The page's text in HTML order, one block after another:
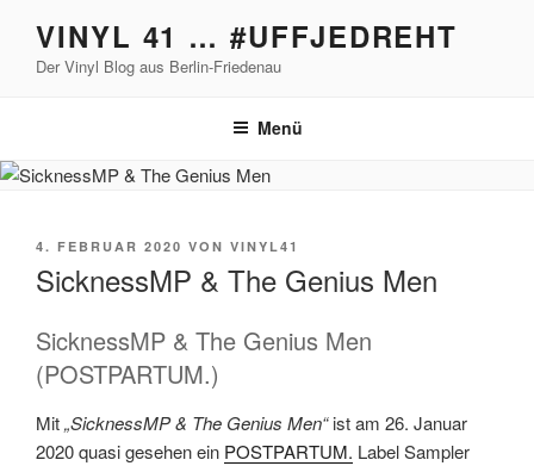
Inhalt
springen
VINYL 41 … #UFFJEDREHT
Der Vinyl Blog aus Berlin-Friedenau
Menü
VERÖFFENTLICHT
4. FEBRUAR 2020 VON VINYL41
SicknessMP & The Genius Men
SicknessMP & The Genius Men
(POSTPARTUM.)
Mit„SicknessMP & The Genius Men“ist am 26. Januar
2020 quasi gesehen ein POSTPARTUM. Label Sampler